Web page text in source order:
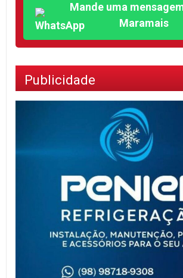
Mande uma
Maramais
Publicidade